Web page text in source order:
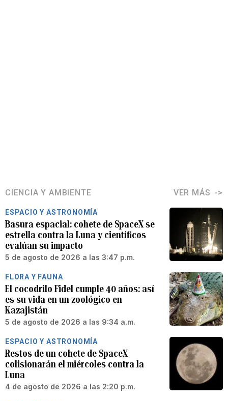
CIENCIA Y AMBIENTE VER MÁS
ESPACIO Y ASTRONOMÍA
Basura espacial: cohete de SpaceX se
estrella contra la Luna y científicos
evalúan su impacto
5 de agosto de 2026 a las 3:47 p.m.
FLORA Y FAUNA
El cocodrilo Fidel cumple 40 años: así
es su vida en un zoológico en
Kazajistán
5 de agosto de 2026 a las 9:34 a.m.
ESPACIO Y ASTRONOMÍA
Restos de un cohete de SpaceX
colisionarán el miércoles contra la
Luna
4 de agosto de 2026 a las 2:20 p.m.